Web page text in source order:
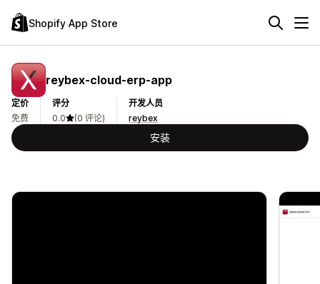
Shopify App Store
reybex‑cloud‑erp‑app
定价
免费
评分
0.0
(0 评论)
开发人员
reybex
安装